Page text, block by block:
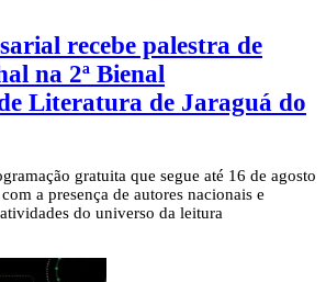
recebe palestra de
na 2ª Bienal
Literatura de Jaraguá do
gratuita que segue até 16 de agosto
a presença de autores nacionais e
do universo da leitura